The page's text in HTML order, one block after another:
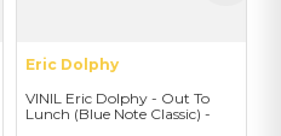
Eric Dolphy
VINIL Eric Dolphy - Out To
Lunch (Blue Note Classic) -